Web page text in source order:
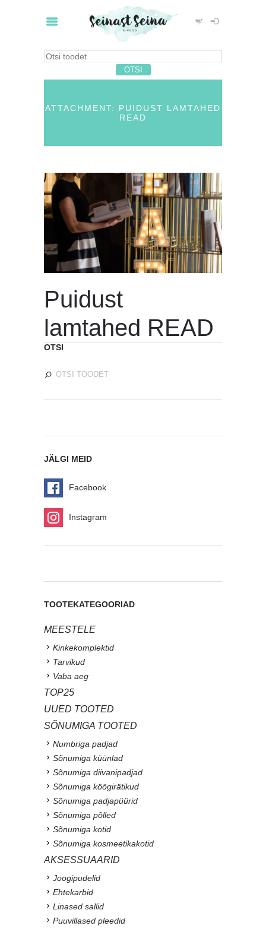
ATTACHMENT: PUIDUST LAMTAHED
READ
Puidust
lamtahed READ
OTSI
JÄLGI MEID
Facebook
Instagram
TOOTEKATEGOORIAD
MEESTELE
Kinkekomplektid
Tarvikud
Vaba aeg
TOP25
UUED TOOTED
SÕNUMIGA TOOTED
Numbriga padjad
Sõnumiga küünlad
Sõnumiga diivanipadjad
Sõnumiga köögirätikud
Sõnumiga padjapüürid
Sõnumiga põlled
Sõnumiga kotid
Sõnumiga kosmeetikakotid
AKSESSUAARID
Joogipudelid
Ehtekarbid
Linased sallid
Puuvillased pleedid